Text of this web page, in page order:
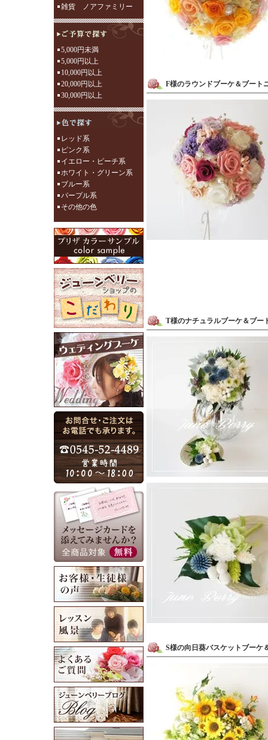
雑貨 ノアファミリー
5,000円未満
5,000円以上
10,000円以上
20,000円以上
30,000円以上
レッド系
ピンク系
イエロー・ピーチ系
ホワイト・グリーン系
ブルー系
パープル系
その他の色
F様のラウンドブーケ＆ブート
T様のナチュラルブーケ＆ブー
S様の向日葵バスケットブーケ